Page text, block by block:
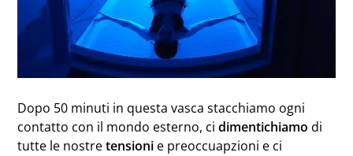
Dopo 50 minuti in questa vasca stacchiamo ogni
contatto con il mondo esterno, ci dimentichiamo di
tutte le nostretensioni e preoccuapzioni e ci